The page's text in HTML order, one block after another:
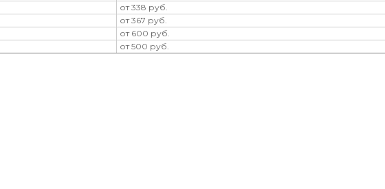
от 338 руб.
от 367 руб.
от 600 руб.
от 500 руб.